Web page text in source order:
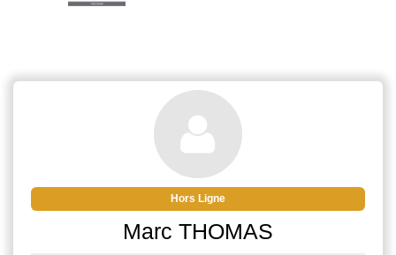
Google Play Store !
Hors Ligne
Marc THOMAS